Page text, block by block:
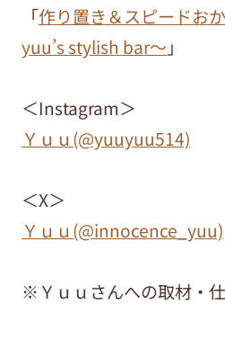
「作り置き＆スピードお
yuu’s stylish bar～ 」
＜Instagram＞
Ｙｕｕ(@yuuyuu514)
＜X＞
Ｙｕｕ(@innocence_yuu)
※Ｙｕｕさんへの取材・